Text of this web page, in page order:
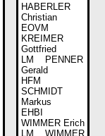
HABERLER
Christian
EOVM
KREIMER
Gottfried
LM PENNER
Gerald
HFM
SCHMIDT
Markus
EHBI
WIMMER Erich
LM WIMMER